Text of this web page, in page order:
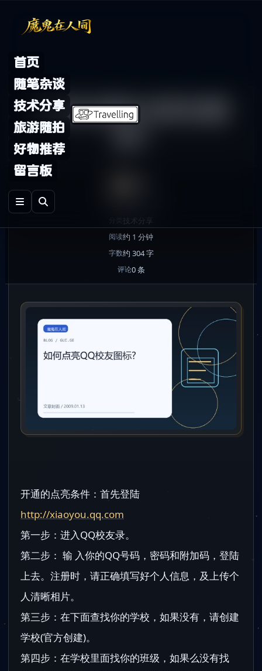
首页
随笔杂谈
技术分享
旅游随拍
好物推荐
留言板
如何点亮QQ校友图
技术分享
阅读约 1 分钟
字数约 304 字
评论0 条
开通的点亮条件：首先登陆
http://xiaoyou.qq.com
第一步：进入QQ校友录。
第二步： 输 入你的QQ号码，密码和附加码，登陆
上去。注册时，请正确填写好个人信息，及上传个
人清晰相片。
第三步：在下面查找你的学校，如果没有，请创建
学校(官方创建)。
第四步：在学校里面找你的班级，如果么没有找